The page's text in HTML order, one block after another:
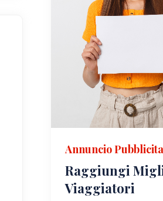
Annuncio
Raggiungi
Viaggiatori